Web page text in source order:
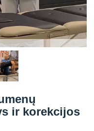
ir korekcijos